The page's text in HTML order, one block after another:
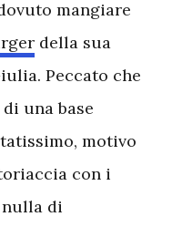
mangiare
della sua
Peccato che
una base
motivo
con i
di